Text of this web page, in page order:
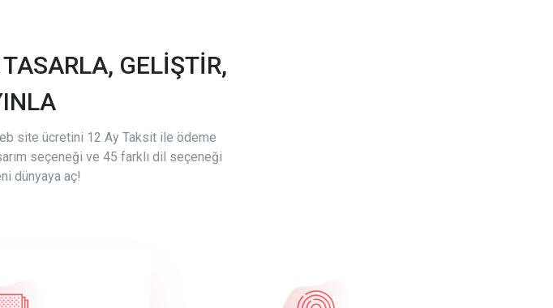
GELİŞTİR,
site ücretini 12 Ay Taksit ile ödeme
seçeneği ve 45 farklı dil seçeneği
dünyaya aç!